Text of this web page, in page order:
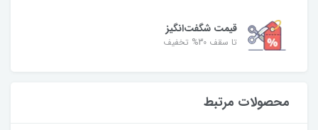
قیمت شگفت‌انگیز
تا سقف 30% تخفیف
محصولات مرتبط